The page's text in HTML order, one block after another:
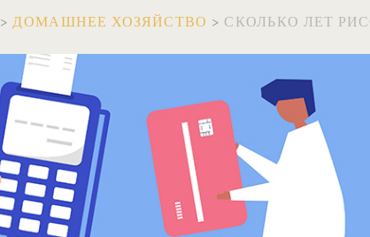
>ДОМАШНЕЕ ХОЗЯЙСТВО > СКОЛЬКО ЛЕТ